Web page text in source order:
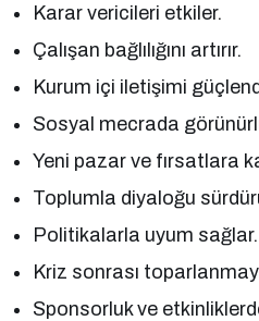
Karar vericileri etkiler.
Çalışan bağlılığını artırır.
Kurum içi iletişimi
Sosyal mecrada
Yeni pazar ve fırsatlara
Toplumla diyaloğu
Politikalarla uyum sağlar.
Kriz sonrası toparlanmayı
Sponsorluk ve